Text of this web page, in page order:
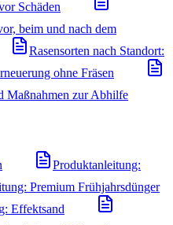
Schäden
beim und nach dem
Rasensorten nach Standort:
ohne Fräsen
Maßnahmen zur Abhilfe
Produktanleitung:
Premium Frühjahrsdünger
Effektsand